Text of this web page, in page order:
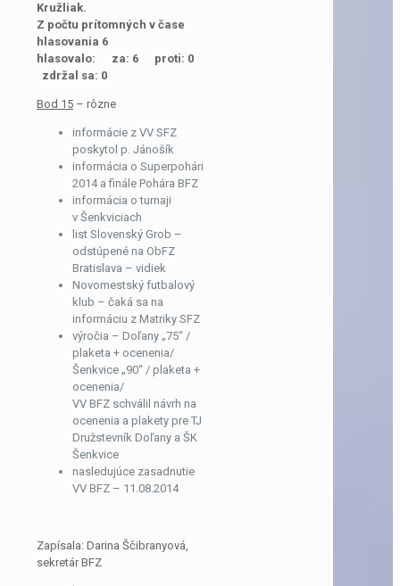
Kružliak.
Z počtu prítomných v čase
hlasovania 6
hlasovalo: za: 6 proti: 0
zdržal sa: 0
Bod 15 – rôzne
informácie z VV SFZ
poskytol p. Jánošík
informácia o Superpohári
2014 a finále Pohára BFZ
informácia o turnaji
v Šenkviciach
list Slovenský Grob –
odstúpené na ObFZ
Bratislava – vidiek
Novomestský futbalový
klub – čaká sa na
informáciu z Matriky SFZ
výročia – Doľany „75“ /
plaketa + ocenenia/
Šenkvice „90“ / plaketa +
ocenenia/
VV BFZ schválil návrh na
ocenenia a plakety pre TJ
Družstevník Doľany a ŠK
Šenkvice
nasledujúce zasadnutie
VV BFZ – 11.08.2014
Zapísala: Darina Ščibranyová,
sekretár BFZ